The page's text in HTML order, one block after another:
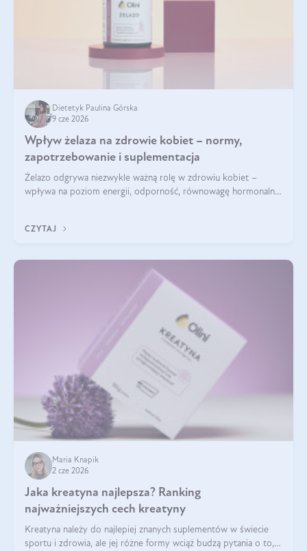
Dietetyk Paulina Górska
9 cze 2026
Wpływ żelaza na zdrowie kobiet – normy,
zapotrzebowanie i suplementacja
Żelazo odgrywa niezwykle ważną rolę w zdrowiu kobiet –
wpływa na poziom energii, odporność, równowagę hormonalną
zawrotów głowy czy problemów z
CZYTAJ
Maria Knapik
2 cze 2026
Jaka kreatyna najlepsza? Ranking
najważniejszych cech kreatyny
Kreatyna należy do najlepiej znanych suplementów w świecie
sportu i zdrowia, ale jej różne formy wciąż budzą pytania o to,